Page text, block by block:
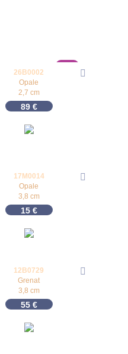
26B0002
Opale
2,7 cm
89 €
17M0014
Opale
3,8 cm
15 €
12B0729
Grenat
3,8 cm
55 €